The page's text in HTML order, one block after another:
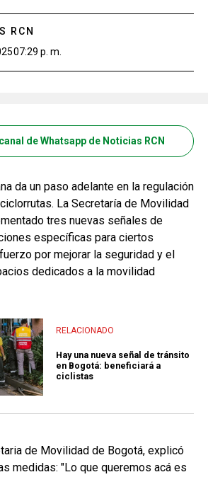
RCN
07:29 p. m.
de Whatsapp de Noticias RCN
da un paso adelante en la regulación
La Secretaría de Movilidad
tres nuevas señales de
específicas para ciertos
por mejorar la seguridad y el
dedicados a la movilidad
RELACIONADO
Hay una nueva señal de tránsito
en Bogotá: beneficiará a
ciclistas
de Movilidad de Bogotá, explicó
medidas: "Lo que queremos acá es